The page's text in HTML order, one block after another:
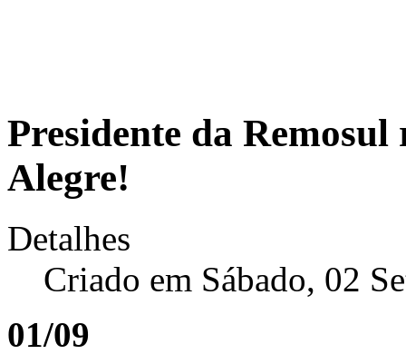
Presidente da
Alegre!
Detalhes
Criado em Sábado, 02
01/09